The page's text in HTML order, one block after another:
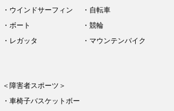
・ウインドサーフィン
・ボート
・レガッタ
・自転車
・競輪
・マウンテンバイク
＜障害者スポーツ＞
・車椅子バスケットボー